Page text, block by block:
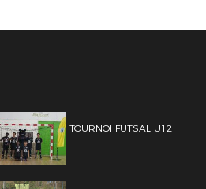
TOURNOI FUTSAL U12